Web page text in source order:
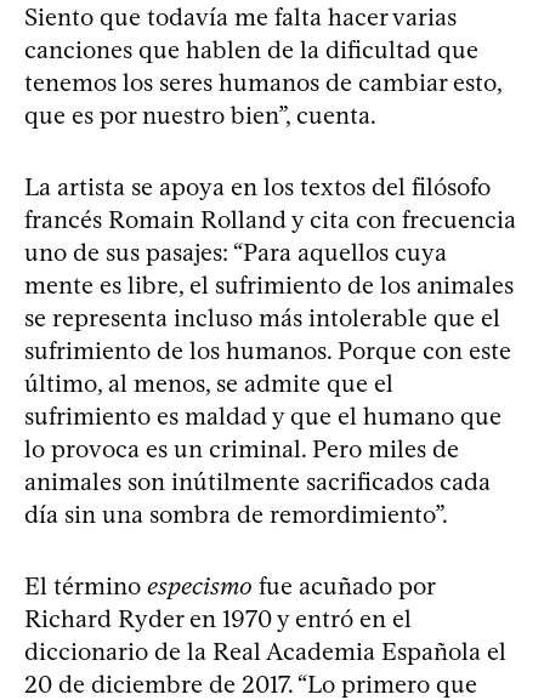
Siento que todavía me falta hacer varias
canciones que hablen de la dificultad que
tenemos los seres humanos de cambiar esto,
que es por nuestro bien”, cuenta.
La artista se apoya en los textos del filósofo
francés Romain Rolland y cita con frecuencia
uno de sus pasajes: “Para aquellos cuya
mente es libre, el sufrimiento de los animales
se representa incluso más intolerable que el
sufrimiento de los humanos. Porque con este
último, al menos, se admite que el
sufrimiento es maldad y que el humano que
lo provoca es un criminal. Pero miles de
animales son inútilmente sacrificados cada
día sin una sombra de remordimiento”.
El término especismo fue acuñado por
Richard Ryder en 1970 y entró en el
diccionario de la Real Academia Española el
20 de diciembre de 2017. “Lo primero que